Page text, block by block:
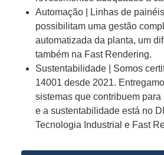
Automação | Linhas de
possibilitam uma gestão
automatizada da planta, um
também na Fast Rendering.
Sustentabilidade | Somos
14001 desde 2021.
sistemas que contribuem
e a sustentabilidade está no
Tecnologia Industrial e Fast